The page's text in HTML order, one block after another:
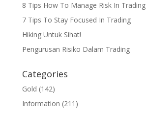
8 Tips How To Manage Risk In Trading
7 Tips To Stay Focused In Trading
Hiking Untuk Sihat!
Pengurusan Risiko Dalam Trading
Categories
Gold (142)
Information (211)